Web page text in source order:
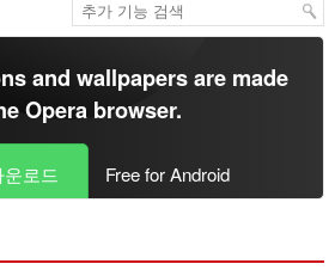
and wallpapers are made
Opera browser.
로드 Free for Android